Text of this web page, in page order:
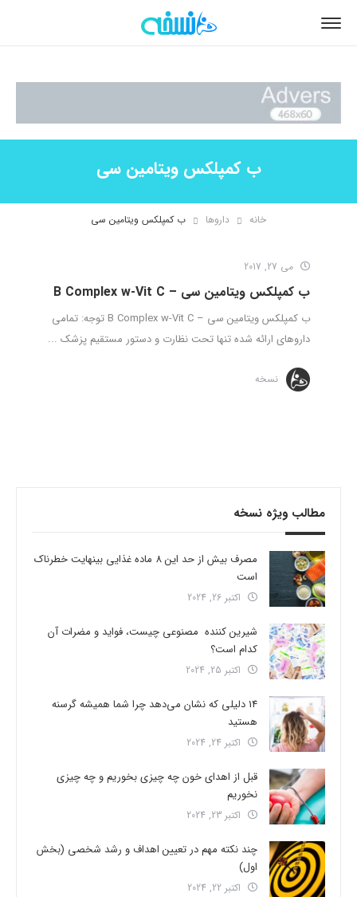
ب کمپلکس ویتامین سی
خانه داروها ب کمپلکس ویتامین سی
می 27, 2017
ب کمپلکس ویتامین سی – B Complex w-Vit C
ب کمپلکس ویتامین سی – B Complex w-Vit C توجه: تمامی
داروهای ارائه شده تنها تحت نظارت و دستور مستقیم پزشک ...
نسخه
مطالب ویژه نسخه
مصرف بیش از حد این 8 ماده غذایی بینهایت خطرناک
است
اکتبر 26, 2024
شیرین کننده مصنوعی چیست، فواید و مضرات آن
کدام است؟
اکتبر 25, 2024
14 دلیلی که نشان می‌دهد چرا شما همیشه گرسنه
هستید
اکتبر 24, 2024
قبل از اهدای خون چه چیزی بخوریم و چه چیزی
نخوریم
اکتبر 23, 2024
چند نکته مهم در تعیین اهداف و رشد شخصی (بخش
اول)
اکتبر 22, 2024